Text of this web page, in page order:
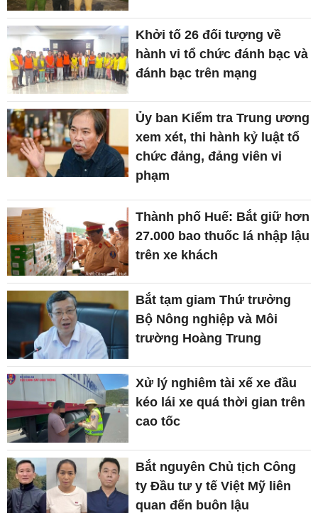
Khởi tố 26 đối tượng về
hành vi tổ chức đánh bạc và
đánh bạc trên mạng
Ủy ban Kiểm tra Trung ương
xem xét, thi hành kỷ luật tổ
chức đảng, đảng viên vi
phạm
Thành phố Huế: Bắt giữ hơn
27.000 bao thuốc lá nhập lậu
trên xe khách
Bắt tạm giam Thứ trưởng
Bộ Nông nghiệp và Môi
trường Hoàng Trung
Xử lý nghiêm tài xế xe đầu
kéo lái xe quá thời gian trên
cao tốc
Bắt nguyên Chủ tịch Công
ty Đầu tư y tế Việt Mỹ liên
quan đến buôn lậu